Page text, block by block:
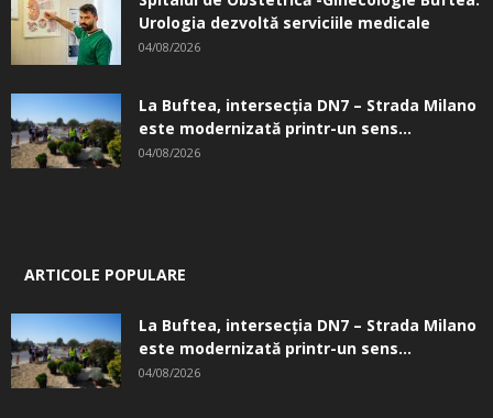
Urologia dezvoltă serviciile medicale
04/08/2026
La Buftea, intersecţia DN7 – Strada Milano
este modernizată printr-un sens...
04/08/2026
ARTICOLE POPULARE
La Buftea, intersecţia DN7 – Strada Milano
este modernizată printr-un sens...
04/08/2026